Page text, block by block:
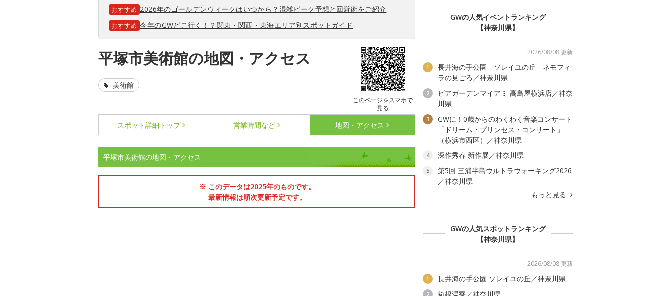
おすすめ 2026年のゴールデンウィークはいつから？混雑ピーク予想と回避術をご紹介
おすすめ 今年のGWどこ行く！？関東・関西・東海エリア別スポットガイド
平塚市美術館の地図・アクセス
このページをスマホで
見る
美術館
スポット詳細 トップ 営業時間など 地図・アクセス
平塚市美術館の地図・アクセス
※ このデータは2025年のものです。
最新情報は順次更新予定です。
GWの人気イベントランキング
【神奈川県】
2026/08/08 更新
1
長井海の手公園 ソレイユの丘 ネモフィ
ラの見ごろ／神奈川県
2
ビアガーデンマイアミ 高島屋横浜店／神奈
川県
3
GWに！0歳からのわくわく音楽コンサート
「ドリーム・プリンセス・コンサート」
（横浜市西区）／神奈川県
4 深作秀春 新作展／神奈川県
5
第5回 三浦半島ウルトラウォーキング2026
／神奈川県
もっと見る
GWの人気スポットランキング
【神奈川県】
2026/08/08 更新
1 長井海の手公園 ソレイユの丘／神奈川県
2 箱根湯寮／神奈川県